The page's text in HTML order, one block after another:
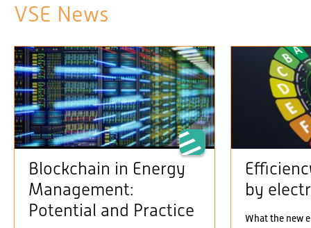
VSE News
Blockchain in Energy
Management:
Potential and Practice
by
What the new